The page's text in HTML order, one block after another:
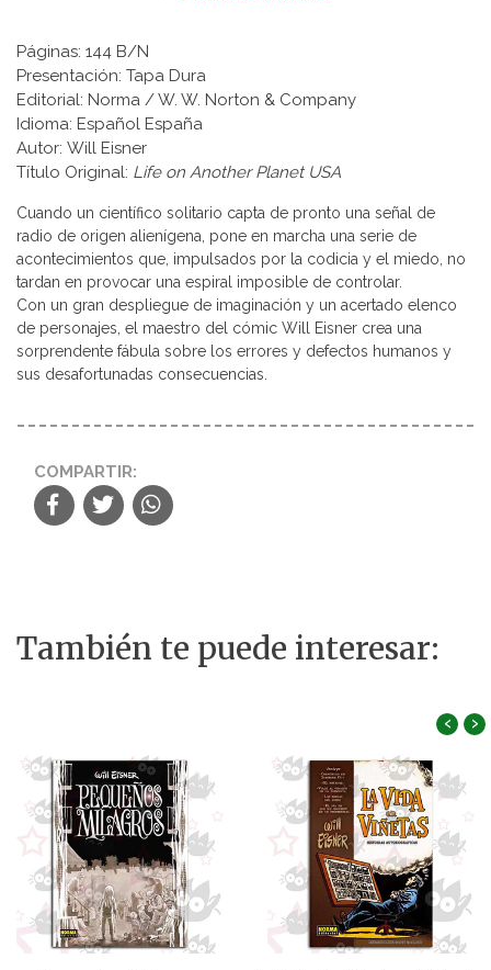
Páginas: 144 B/N
Presentación: Tapa Dura
Editorial: Norma / W. W. Norton & Company
Idioma: Español España
Autor: Will Eisner
Título Original: Life on Another Planet USA
Cuando un científico solitario capta de pronto una señal de
radio de origen alienígena, pone en marcha una serie de
acontecimientos que, impulsados por la codicia y el miedo, no
tardan en provocar una espiral imposible de controlar.
Con un gran despliegue de imaginación y un acertado elenco
de personajes, el maestro del cómic Will Eisner crea una
sorprendente fábula sobre los errores y defectos humanos y
sus desafortunadas consecuencias.
COMPARTIR:
También te puede interesar:
‹ ›